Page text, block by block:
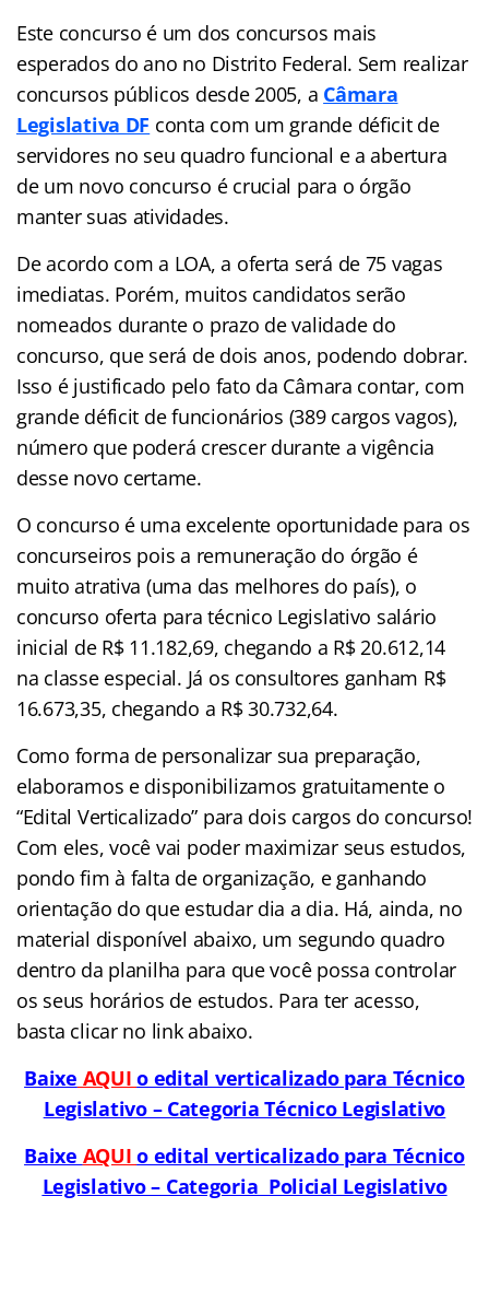
Este concurso é um dos concursos mais
esperados do ano no Distrito Federal. Sem realizar
concursos públicos desde 2005, a Câmara
Legislativa DF conta com um grande déficit de
servidores no seu quadro funcional e a abertura
de um novo concurso é crucial para o órgão
manter suas atividades.
De acordo com a LOA, a oferta será de 75 vagas
imediatas. Porém, muitos candidatos serão
nomeados durante o prazo de validade do
concurso, que será de dois anos, podendo dobrar.
Isso é justificado pelo fato da Câmara contar, com
grande déficit de funcionários (389 cargos vagos),
número que poderá crescer durante a vigência
desse novo certame.
O concurso é uma excelente oportunidade para os
concurseiros pois a remuneração do órgão é
muito atrativa (uma das melhores do país), o
concurso oferta para técnico Legislativo salário
inicial de R$ 11.182,69, chegando a R$ 20.612,14
na classe especial. Já os consultores ganham R$
16.673,35, chegando a R$ 30.732,64.
Como forma de personalizar sua preparação,
elaboramos e disponibilizamos gratuitamente o
“Edital Verticalizado” para dois cargos do concurso!
Com eles, você vai poder maximizar seus estudos,
pondo fim à falta de organização, e ganhando
orientação do que estudar dia a dia. Há, ainda, no
material disponível abaixo, um segundo quadro
dentro da planilha para que você possa controlar
os seus horários de estudos. Para ter acesso,
basta clicar no link abaixo.
Baixe AQUIo edital verticalizado para Técnico
Legislativo – Categoria Técnico Legislativo
Baixe AQUIo edital verticalizado para Técnico
Legislativo – Categoria Policial Legislativo